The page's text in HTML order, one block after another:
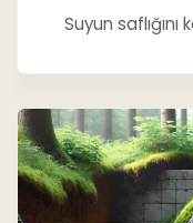
Suyun saflığını